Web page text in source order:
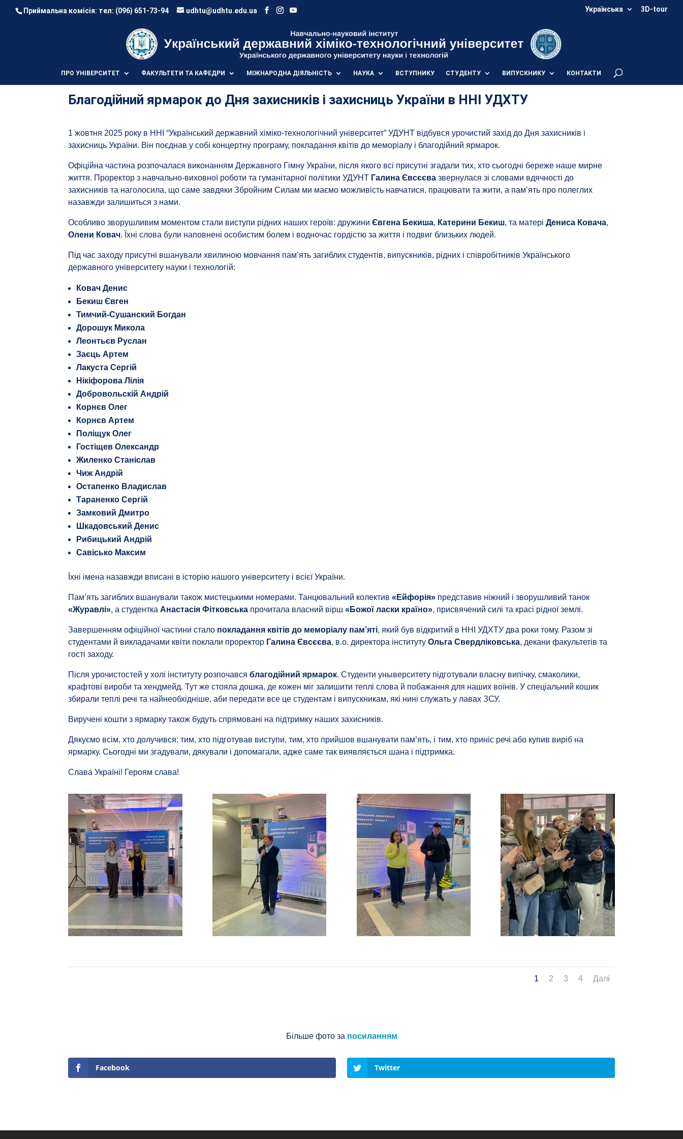
Приймальна комісія: тел: (096) 651-73-94 udhtu@udhtu.edu.ua Українська 3D-tour
ПРО УНІВЕРСИТЕТ ФАКУЛЬТЕТИ ТА КАФЕДРИ МІЖНАРОДНА ДІЯЛЬНІСТЬ НАУКА ВСТУПНИКУ СТУДЕНТУ ВИПУСКНИКУ КОНТАКТИ
Благодійний ярмарок до Дня захисників і захисниць України в ННІ УДХТУ
1 жовтня 2025 року в ННІ “Український державний хіміко-технологічний університет” УДУНТ відбувся урочистий захід до Дня захисників і
захисниць України. Він поєднав у собі концертну програму, покладання квітів до меморіалу і благодійний ярмарок.
Офіційна частина розпочалася виконанням Державного Гімну України, після якого всі присутні згадали тих, хто сьогодні береже наше мирне
життя. Проректор з навчально-виховної роботи та гуманітарної політики УДУНТ Галина Євсєєва звернулася зі словами вдячності до
захисників та наголосила, що саме завдяки Збройним Силам ми маємо можливість навчатися, працювати та жити, а пам’ять про полеглих
назавжди залишиться з нами.
Особливо зворушливим моментом стали виступи рідних наших героїв: дружиниЄвгена Бекиша, Катерини Бекиш, та матеріДениса Ковача,
Олени Ковач. Їхні слова були наповнені особистим болем і водночас гордістю за життя і подвиг близьких людей.
Під час заходу присутні вшанували хвилиною мовчання пам’ять загиблих студентів, випускників, рідних і співробітників Українського
державного університету науки і технологій:
Ковач Денис
Бекиш Євген
Тимчий-Сушанский Богдан
Дорошук Микола
Леонтьєв Руслан
Заєць Артем
Лакуста Сергій
Нікіфорова Лілія
Добровольскій Андрій
Корнєв Олег
Корнєв Артем
Поліщук Олег
Гостіщев Олександр
Жиленко Станіслав
Чиж Андрій
Остапенко Владислав
Тараненко Сергій
Замковий Дмитро
Шкадовський Денис
Рибицький Андрій
Савісько Максим
Їхні імена назавжди вписані в історію нашого університету і всієї України.
Пам’ять загиблих вшанували також мистецькими номерами. Танцювальний колектив«Ейфорія» представив ніжний і зворушливий танок
«Журавлі», а студенткаАнастасія Фітковська прочитала власний вірш«Божої ласки країно», присвячений силі та красі рідної землі.
Завершенням офіційної частини стало покладання квітів до меморіалу пам’яті, який був відкритий в ННІ УДХТУ два роки тому. Разом зі
студентами й викладачами квіти поклали проректор Галина Євсєєва, в.о. директора інститутуОльга Свердліковська, декани факультетів та
гості заходу.
Після урочистостей у холі інституту розпочавсяблагодійний ярмарок. Студенти уныверситету підготували власну випічку, смаколики,
крафтові вироби та хендмейд. Тут же стояла дошка, де кожен міг залишити теплі слова й побажання для наших воїнів. У спеціальний кошик
збирали теплі речі та найнеобхідніше, аби передати все це студентам і випускникам, які нині служать у лавах ЗСУ.
Виручені кошти з ярмарку також будуть спрямовані на підтримку наших захисників.
Дякуємо всім, хто долучився: тим, хто підготував виступи, тим, хто прийшов вшанувати пам’ять, і тим, хто приніс речі або купив виріб на
ярмарку. Сьогодні ми згадували, дякували і допомагали, адже саме так виявляється шана і підтримка.
Слава Україні! Героям слава!
1 2 3 4 Далі
Більше фото за посиланням
Facebook Twitter